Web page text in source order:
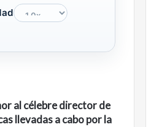
al célebre director de
llevadas a cabo por la